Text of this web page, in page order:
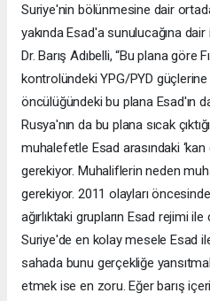
Suriye'nin bölünmesine dair
yakında Esad'a sunulucağına
Dr. Barış Adıbelli, “Bu plana göre
kontrolündeki YPG/PYD güçlerine
öncülüğündeki bu plana Esad'ın
Rusya'nın da bu plana sıcak
muhalefetle Esad arasındaki ‘kan
gerekiyor. Muhaliflerin neden
gerekiyor. 2011 olayları
ağırlıktaki grupların Esad rejimi
Suriye'de en kolay mesele Esad
sahada bunu gerçekliğe
etmek ise en zoru. Eğer barış